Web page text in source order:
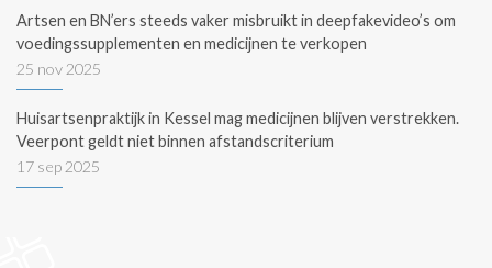
Artsen en BN’ers steeds vaker misbruikt in deepfakevideo’s om
voedingssupplementen en medicijnen te verkopen
25 nov 2025
Huisartsenpraktijk in Kessel mag medicijnen blijven verstrekken.
Veerpont geldt niet binnen afstandscriterium
17 sep 2025